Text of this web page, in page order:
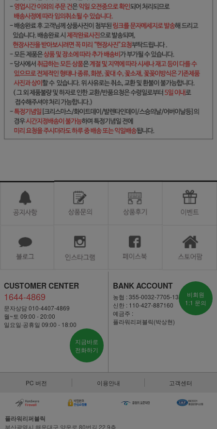
CUSTOMER CENTER
1644-4869
문자상담 010-4407-4869
월~토 09:00 - 20:00
일요일·공휴일 09:00 - 18:00
지금바로
전화하기
BANK ACCOUNT
농협 : 355-0032-7705-13
신한 : 110-427-887160
예금주 :
플라워리퍼블릭(박상현)
비회원
1:1 문의
PC 버전 이용안내 고객센터
플라워리퍼블릭
부산광역시 해운대구 양운로 80번길 22,9층